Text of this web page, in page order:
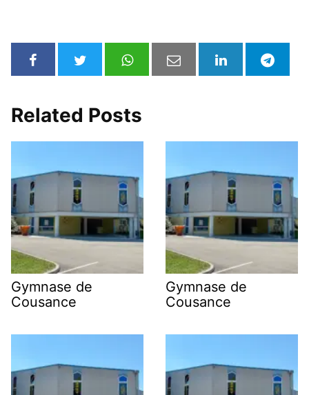
Related Posts
Gymnase de
Cousance
Gymnase de
Cousance